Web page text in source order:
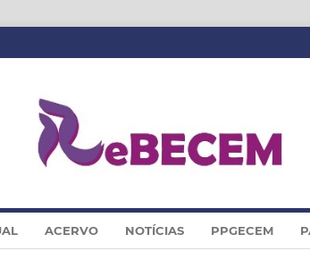
ACERVO NOTÍCIAS PPGECEM